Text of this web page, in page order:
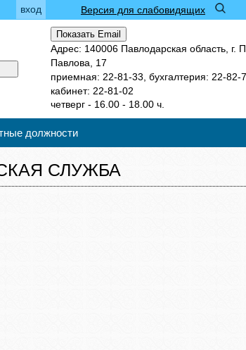
Версия для слабовидящих
вход
Показать Email
Адрес: 140006 Павлодарская область, г.
Павлова, 17
приемная: 22-81-33, бухгалтерия: 22-82-
кабинет: 22-81-02
четверг - 16.00 - 18.00 ч.
должности
СЛУЖБА